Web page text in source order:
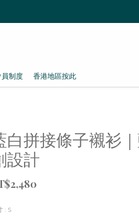
制度 香港地區按此
白拼接條子襯衫
設計
: S